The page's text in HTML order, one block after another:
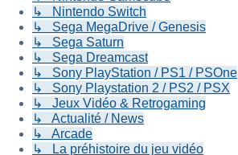
↳ Nintendo Switch
↳ Sega MegaDrive / Genesis
↳ Sega Saturn
↳ Sega Dreamcast
↳ Sony PlayStation / PS1 / PSOne
↳ Sony Playstation 2 / PS2 / PSX
↳ Jeux Vidéo & Retrogaming
↳ Actualité / News
↳ Arcade
↳ La préhistoire du jeu vidéo